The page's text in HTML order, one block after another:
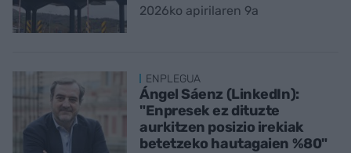
2026ko apirilaren 9a
ENPLEGUA
Ángel Sáenz (LinkedIn):
"Enpresek ez dituzte
aurkitzen posizio irekiak
betetzeko hautagaien %80"